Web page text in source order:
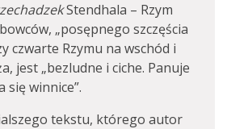
Stendhala – Rzym
„posępnego szczęścia
czwarte Rzymu na wschód i
jest „bezludne i ciche. Panuje
winnice”.
tekstu, którego autor